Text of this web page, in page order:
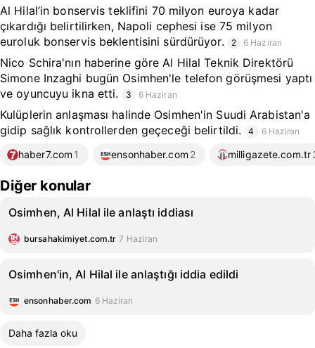
Al Hilal’in bonservis teklifini 70 milyon euroya kadar
çıkardığı belirtilirken, Napoli cephesi ise 75 milyon
euroluk bonservis beklentisini sürdürüyor.
2 6 Haziran
Nico Schira'nın haberine göre Al Hilal Teknik Direktörü
Simone Inzaghi bugün Osimhen'le telefon görüşmesi yaptı
ve oyuncuyu ikna etti.
3 6 Haziran
Kulüplerin anlaşması halinde Osimhen'in Suudi Arabistan'a
gidip sağlık kontrollerden geçeceği belirtildi.
4 6 Haziran
haber7.com 1 ensonhaber.com 2 milligazete.com.tr
Diğer konular
Osimhen, Al Hilal ile anlaştı iddiası
bursahakimiyet.com.tr 7 Haziran
Osimhen'in, Al Hilal ile anlaştığı iddia edildi
ensonhaber.com 6 Haziran
Daha fazla oku